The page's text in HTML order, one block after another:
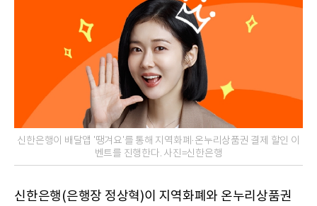
신한은행이 배달앱 '땡겨요'를 통해 지역화폐·온누리상품권 결제 할인 이
벤트를 진행한다. 사진=신한은행
신한은행(은행장 정상혁)이 지역화폐와 온누리상품권